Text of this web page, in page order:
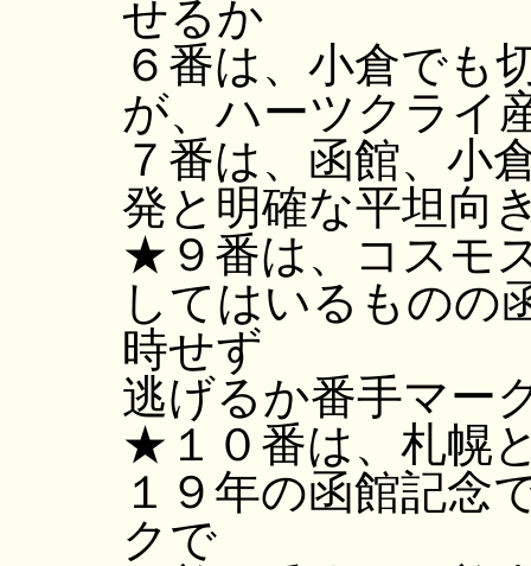
せるか
６番は、小倉でも
が、ハーツクライ
７番は、函館、小
発と明確な平坦向
★９番は、コスモ
してはいるものの
時せず
逃げるか番手マー
★１０番は、札幌
１９年の函館記念
クで